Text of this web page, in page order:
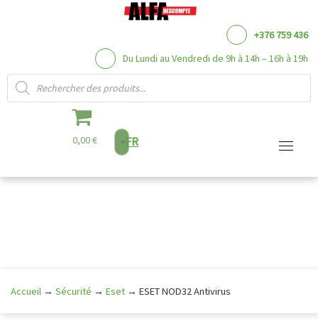
contenu
+376 759 436
Du Lundi au Vendredi de 9h à 14h – 16h à 19h
Recherche de produits
0,00 € FR
Accueil → Sécurité → Eset → ESET NOD32 Antivirus